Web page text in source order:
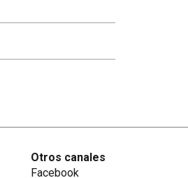
Otros canales
Facebook